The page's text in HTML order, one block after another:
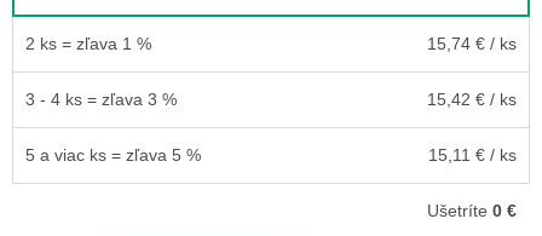
2 ks = zľava 1 % 15,74 € / ks
3 - 4 ks = zľava 3 % 15,42 € / ks
5 a viac ks = zľava 5 % 15,11 € / ks
Ušetríte 0 €